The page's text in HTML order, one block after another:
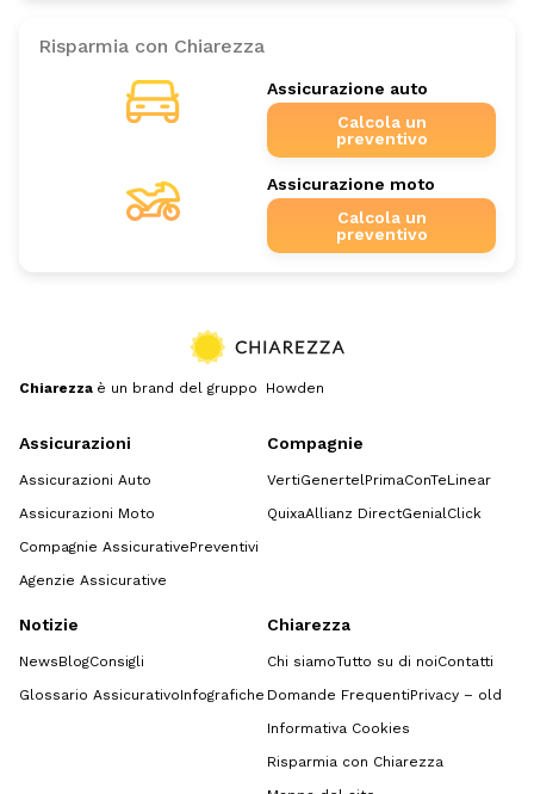
Risparmia con Chiarezza
Assicurazione auto
Calcola un
preventivo
Assicurazione moto
Calcola un
preventivo
Chiarezza è un brand del gruppo Howden
Assicurazioni
Assicurazioni Auto
Assicurazioni Moto
Compagnie AssicurativePreventivi
Agenzie Assicurative
Compagnie
VertiGenertelPrimaConTeLinear
QuixaAllianz DirectGenialClick
Notizie
NewsBlogConsigli
Glossario AssicurativoInfografiche
Chiarezza
Chi siamoTutto su di noiContatti
Domande FrequentiPrivacy – old
Informativa Cookies
Risparmia con Chiarezza